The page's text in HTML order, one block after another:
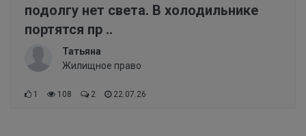
подолгу нет света. В холодильнике
портятся пр ..
Татьяна
Жилищное право
1 108 2 22.07.26